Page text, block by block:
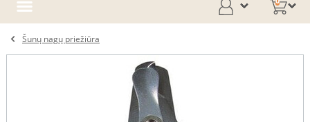
Šunų nagų priežiūra